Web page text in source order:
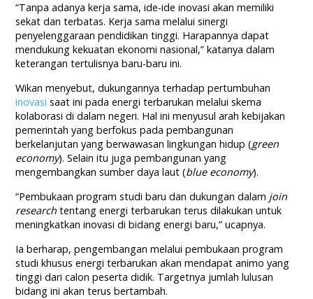
“Tanpa adanya kerja sama, ide-ide inovasi akan memiliki
sekat dan terbatas. Kerja sama melalui sinergi
penyelenggaraan pendidikan tinggi. Harapannya dapat
mendukung kekuatan ekonomi nasional,” katanya dalam
keterangan tertulisnya baru-baru ini.
Wikan menyebut, dukungannya terhadap pertumbuhan
inovasi saat ini pada energi terbarukan melalui skema
kolaborasi di dalam negeri. Hal ini menyusul arah kebijakan
pemerintah yang berfokus pada pembangunan
berkelanjutan yang berwawasan lingkungan hidup (green
economy). Selain itu juga pembangunan yang
mengembangkan sumber daya laut (blue economy).
“Pembukaan program studi baru dan dukungan dalam join
research tentang energi terbarukan terus dilakukan untuk
meningkatkan inovasi di bidang energi baru,” ucapnya.
Ia berharap, pengembangan melalui pembukaan program
studi khusus energi terbarukan akan mendapat animo yang
tinggi dari calon peserta didik. Targetnya jumlah lulusan
bidang ini akan terus bertambah.